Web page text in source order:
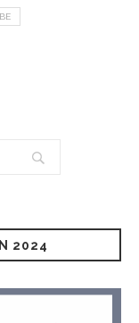
2024